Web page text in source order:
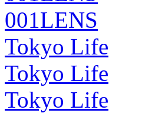
001LENS
Tokyo Life
Tokyo Life
Tokyo Life